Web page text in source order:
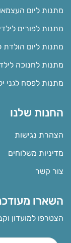
מתנות ליום
מתנות לפורים
מתנות ליום הולדת
מתנות לחנוכה
מתנות לפסח לגני
החנות שלנו
הצהרת נגישות
מדיניות משלוחים
צור קשר
השארו
הצטרפו למועדון